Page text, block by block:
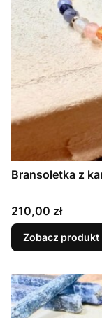
Bransoletka z
Cena
210,00 zł
Zobacz produkt